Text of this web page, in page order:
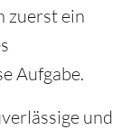
zuerst ein
Aufgabe.
und